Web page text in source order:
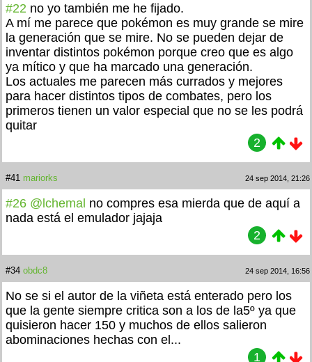
#22 no yo también me he fijado.
A mí me parece que pokémon es muy grande se mire
la generación que se mire. No se pueden dejar de
inventar distintos pokémon porque creo que es algo
ya mítico y que ha marcado una generación.
Los actuales me parecen más currados y mejores
para hacer distintos tipos de combates, pero los
primeros tienen un valor especial que no se les podrá
quitar
2
#41 mariorks 24 sep 2014, 21:26
#26 @lchemal no compres esa mierda que de aquí a
nada está el emulador jajaja
2
#34 obdc8 24 sep 2014, 16:56
No se si el autor de la viñeta está enterado pero los
que la gente siempre critica son a los de la5º ya que
quisieron hacer 150 y muchos de ellos salieron
abominaciones hechas con el...
1